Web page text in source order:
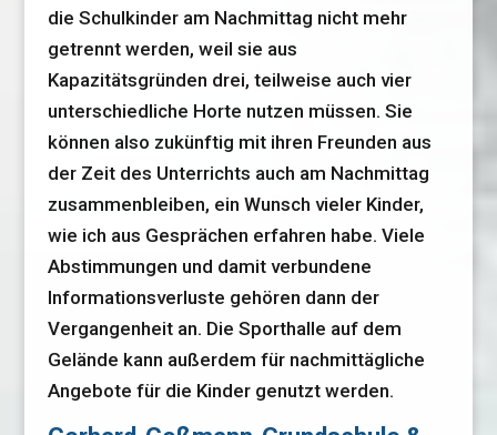
die Schulkinder am Nachmittag nicht mehr
getrennt werden, weil sie aus
Kapazitätsgründen drei, teilweise auch vier
unterschiedliche Horte nutzen müssen. Sie
können also zukünftig mit ihren Freunden aus
der Zeit des Unterrichts auch am Nachmittag
zusammenbleiben, ein Wunsch vieler Kinder,
wie ich aus Gesprächen erfahren habe. Viele
Abstimmungen und damit verbundene
Informationsverluste gehören dann der
Vergangenheit an. Die Sporthalle auf dem
Gelände kann außerdem für nachmittägliche
Angebote für die Kinder genutzt werden.